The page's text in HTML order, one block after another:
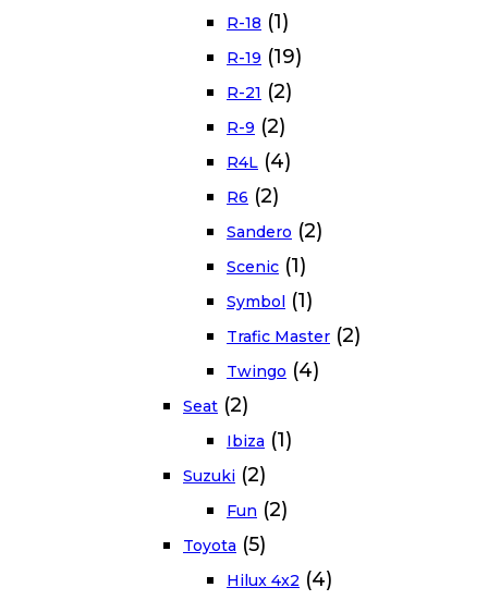
R-18 (1)
R-19 (19)
R-21 (2)
R-9 (2)
R4L (4)
R6 (2)
Sandero (2)
Scenic (1)
Symbol (1)
Trafic Master (2)
Twingo (4)
Seat (2)
Ibiza (1)
Suzuki (2)
Fun (2)
Toyota (5)
Hilux 4x2 (4)